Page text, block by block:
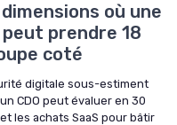
où une
prendre 18
coté
digitale sous-estiment
CDO peut évaluer en 30
les achats SaaS pour bâtir